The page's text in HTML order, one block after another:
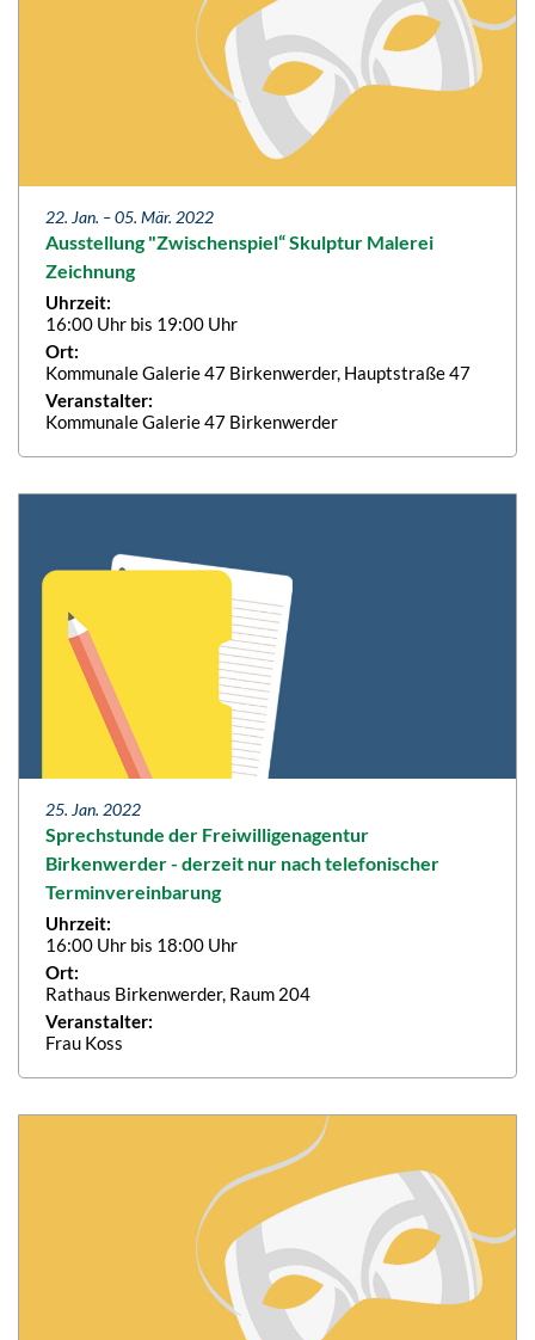
22. Jan. –05. Mär. 2022
Ausstellung "Zwischenspiel“ Skulptur Malerei
Zeichnung
Uhrzeit:
16:00 Uhr bis 19:00 Uhr
Ort:
Kommunale Galerie 47 Birkenwerder, Hauptstraße 47
Veranstalter:
Kommunale Galerie 47 Birkenwerder
25. Jan. 2022
Sprechstunde der Freiwilligenagentur
Birkenwerder - derzeit nur nach telefonischer
Terminvereinbarung
Uhrzeit:
16:00 Uhr bis 18:00 Uhr
Ort:
Rathaus Birkenwerder, Raum 204
Veranstalter:
Frau Koss